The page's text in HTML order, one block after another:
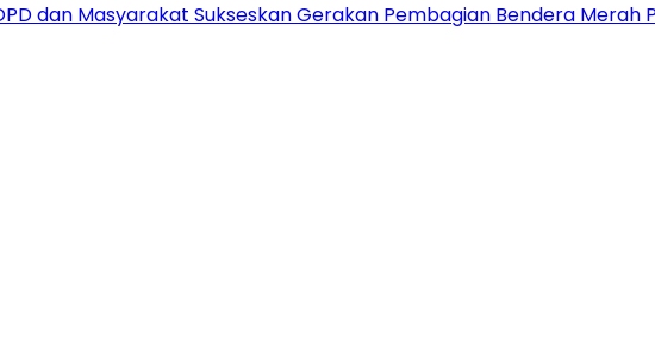
dan Masyarakat Sukseskan Gerakan Pembagian Bendera Merah